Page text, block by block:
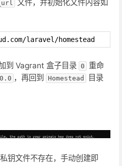
文件，并初始化文件内容如
laravel/homestead
到 Vagrant 盒子目录 0
重命
，再回到 Homestead
目录
钥文件不存在，手动创建即